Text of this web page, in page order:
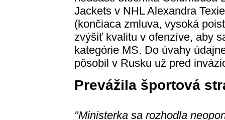
Jackets v NHL Alexandra
(končiaca zmluva, vysoká
zvýšiť kvalitu v ofenzíve, aby
kategórie MS. Do úvahy
pôsobil v Rusku už pred
Prevážila športová
"Ministerka sa rozhodla